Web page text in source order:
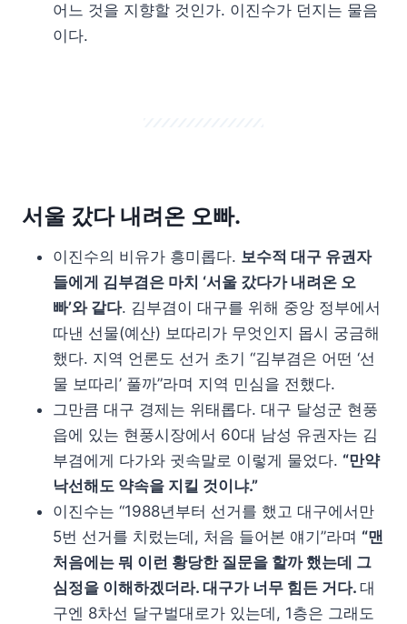
어느 것을 지향할 것인가. 이진수가 던지는 물음
이다.
서울 갔다 내려온 오빠.
이진수의 비유가 흥미롭다. 보수적 대구 유권자
들에게 김부겸은 마치 ‘서울 갔다가 내려온 오
빠’와 같다. 김부겸이 대구를 위해 중앙 정부에서
따낸 선물(예산) 보따리가 무엇인지 몹시 궁금해
했다. 지역 언론도 선거 초기 “김부겸은 어떤 ‘선
물 보따리’ 풀까”라며 지역 민심을 전했다.
그만큼 대구 경제는 위태롭다. 대구 달성군 현풍
읍에 있는 현풍시장에서 60대 남성 유권자는 김
부겸에게 다가와 귓속말로 이렇게 물었다. “만약
낙선해도 약속을 지킬 것이냐.”
이진수는 “1988년부터 선거를 했고 대구에서만
5번 선거를 치렀는데, 처음 들어본 얘기”라며 “맨
처음에는 뭐 이런 황당한 질문을 할까 했는데 그
심정을 이해하겠더라. 대구가 너무 힘든 거다. 대
구엔 8차선 달구벌대로가 있는데, 1층은 그래도